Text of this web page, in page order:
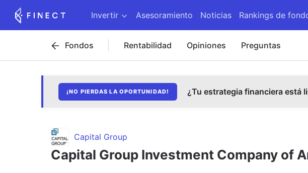
Invertir Asesoramiento Noticias Rankings de
Fondos Rentabilidad Opiniones Preguntas
¡NO PIERDAS LA OPORTUNIDAD! ¿Tu estrategia financiera está
Capital Group
Capital Group Investment Company of